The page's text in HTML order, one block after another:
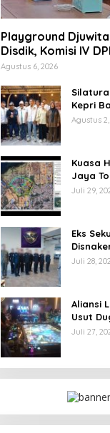
Playground
Disdik, Komisi IV
Sidak
Agustus 6, 2026
Kepri
Ke-1
Agustus
Kuasa
Jaya
Juli 29,
Eks
Kami
Juli 28,
Aliansi
Usut
Game
Juli 27,